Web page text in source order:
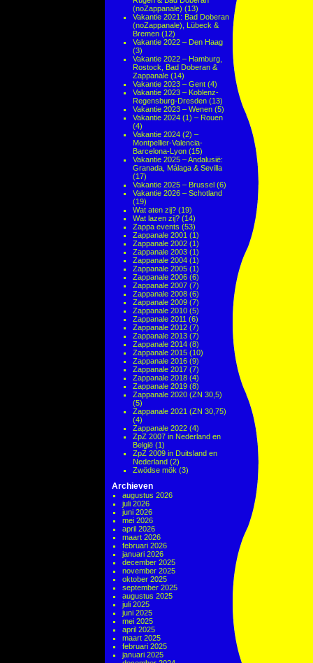
(noZappanale) (13)
Vakantie 2021: Bad Doberan
(noZappanale), Lübeck &
Bremen (12)
Vakantie 2022 – Den Haag
(3)
Vakantie 2022 – Hamburg,
Rostock, Bad Doberan &
Zappanale (14)
Vakantie 2023 – Gent (4)
Vakantie 2023 – Koblenz-
Regensburg-Dresden (13)
Vakantie 2023 – Wenen (5)
Vakantie 2024 (1) – Rouen
(4)
Vakantie 2024 (2) –
Montpellier-Valencia-
Barcelona-Lyon (15)
Vakantie 2025 – Andalusië:
Granada, Málaga & Sevilla
(17)
Vakantie 2025 – Brussel (6)
Vakantie 2026 – Schotland
(19)
Wat aten zij? (19)
Wat lazen zij? (14)
Zappa events (53)
Zappanale 2001 (1)
Zappanale 2002 (1)
Zappanale 2003 (1)
Zappanale 2004 (1)
Zappanale 2005 (1)
Zappanale 2006 (6)
Zappanale 2007 (7)
Zappanale 2008 (6)
Zappanale 2009 (7)
Zappanale 2010 (5)
Zappanale 2011 (6)
Zappanale 2012 (7)
Zappanale 2013 (7)
Zappanale 2014 (8)
Zappanale 2015 (10)
Zappanale 2016 (9)
Zappanale 2017 (7)
Zappanale 2018 (4)
Zappanale 2019 (8)
Zappanale 2020 (ZN 30,5)
(5)
Zappanale 2021 (ZN 30,75)
(4)
Zappanale 2022 (4)
ZpZ 2007 in Nederland en
België (1)
ZpZ 2009 in Duitsland en
Nederland (2)
Zwödse mök (3)
Archieven
augustus 2026
juli 2026
juni 2026
mei 2026
april 2026
maart 2026
februari 2026
januari 2026
december 2025
november 2025
oktober 2025
september 2025
augustus 2025
juli 2025
juni 2025
mei 2025
april 2025
maart 2025
februari 2025
januari 2025